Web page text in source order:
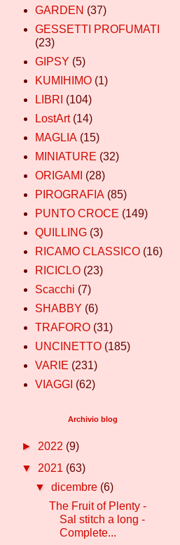
GARDEN (37)
GESSETTI PROFUMATI
(23)
GIPSY (5)
KUMIHIMO (1)
LIBRI (104)
LostArt (14)
MAGLIA (15)
MINIATURE (32)
ORIGAMI
(28)
PIROGRAFIA (85)
PUNTO CROCE (149)
QUILLING (3)
RICAMO CLASSICO (16)
RICICLO (23)
Scacchi (7)
SHABBY (6)
TRAFORO (31)
UNCINETTO (185)
VARIE (231)
VIAGGI (62)
Archivio blog
► 2022 (9)
▼ 2021 (63)
▼dicembre (6)
The Fruit of Plenty -
Sal stitch a long -
Complete...